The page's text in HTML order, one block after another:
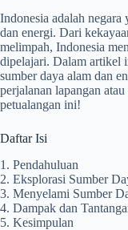
Indonesia adalah negara
dan energi. Dari
melimpah, Indonesia
dipelajari. Dalam artikel
sumber daya alam dan
perjalanan lapangan atau
petualangan ini!
Daftar Isi
1. Pendahuluan
2. Eksplorasi Sumber
3. Menyelami Sumber
4. Dampak dan
5. Kesimpulan